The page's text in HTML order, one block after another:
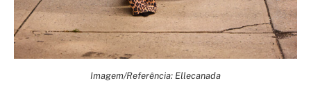
Imagem/Referência: Ellecanada